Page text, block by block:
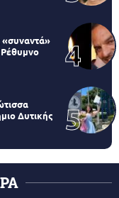
«συναντά»
Δυτικής